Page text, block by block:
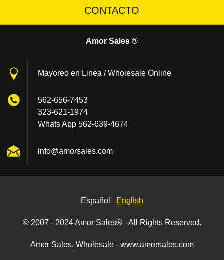
CONTACTO
Amor Sales ®
Mayoreo en Linea / Wholesale Online
562-656-7453
323-621-1974
Whats App 562-639-4674
info@amorsales.com
Español English
© 2007 - 2024 Amor Sales® - All Rights Reserved.
Amor Sales, Wholesale - www.amorsales.com